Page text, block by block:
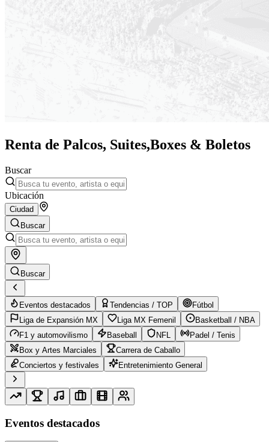
Renta de Palcos, Suites,Boxes & Boletos
Buscar
Ubicación
Ciudad
Buscar
Buscar
Eventos destacados Tendencias / TOP
Fútbol
Liga de Expansión MX
Liga MX Femenil
Basketball / NBA
F1 y automovilismo
Baseball NFL
Padel / Tenis
Box y Artes Marciales
Carrera de Caballo
Conciertos y festivales
Entretenimiento General
Eventos destacados